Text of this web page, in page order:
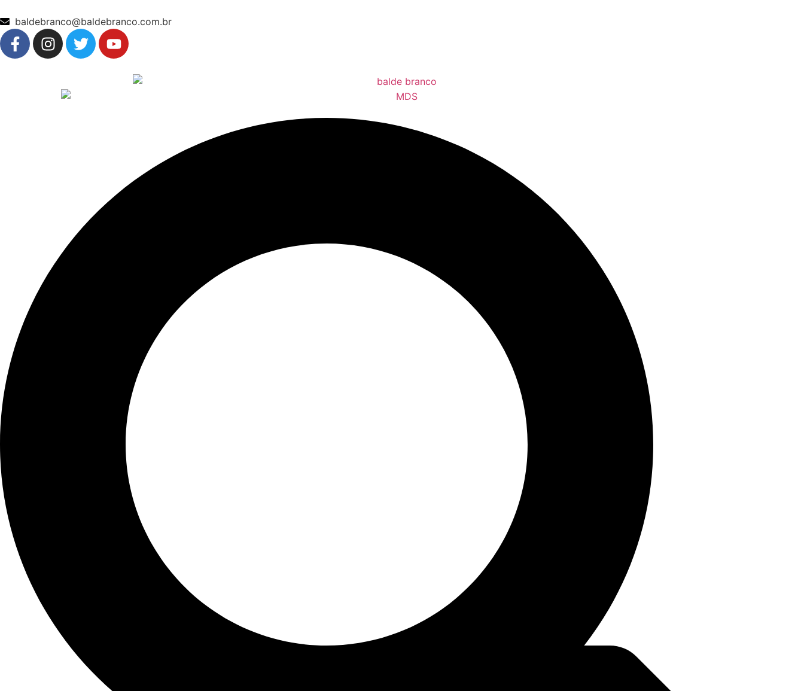
baldebranco@baldebranco.com.br